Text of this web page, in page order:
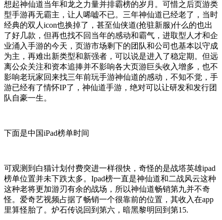
想起神仙道当年和龙之力量并排霸榜的岁月。可惜之后页游类
型手游再无霸主，让人唏嘘不已。三年神仙道已经老了，当时
经典的双人icon也换掉了，甚至仙侠道(抢驻新服)什么的也出
了好几款，但再也找不回当年的感动和霸气，进取型人才和企
业涌入手游的今天，页游市场剩下的团队和公司也基本以守成
为主，再难出新类型和新强者，可以说是进入了稳定期。但远
离公众关注和资本追捧并不影响各大页游巨头收入增多，也不
影响老玩家回来找三年前玩手游神仙道的感动，不知不觉，手
游已经有了情怀IP了，神仙道手游，绝对可以让研发和发行团
队自豪一生。
下面是中国iPad榜单时间
可观测到白猫计划付费突进一样很快，奇怪的是战塔英雄ipad
榜单位置并未下跌太多。Ipad榜一直是神仙道和二战风云这种
这种老将更加游刃有余的战场，所以神仙道畅销第九并不奇
怪。爱奇艺视频占据了畅销一个很靠前的位置，其收入在app
里算怪胎了。炉石传说回到第六，暗黑黎明回到第15.